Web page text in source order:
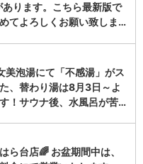
ります。こちら最新版で
てよろしくお願い致しま…
美泡湯にて「不感湯」がス
、替わり湯は8月3日～よ
！サウナ後、水風呂が苦…
ら台店🌈 お盆期間中は、